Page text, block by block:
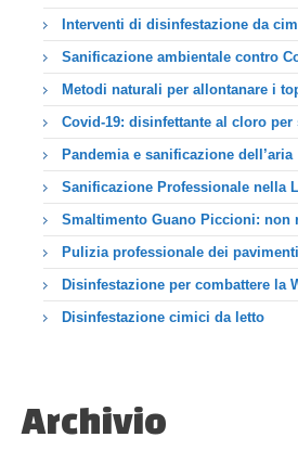
Interventi di disinfestazione da
Sanificazione ambientale contro
Metodi naturali per allontanare i
Covid-19: disinfettante al cloro
Pandemia e sanificazione dell’aria
Sanificazione Professionale nella
Smaltimento Guano Piccioni: non
Pulizia professionale dei
Disinfestazione per combattere la
Disinfestazione cimici da letto
Archivio